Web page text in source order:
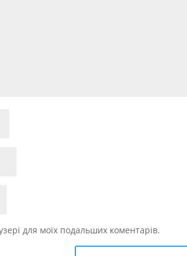
для моїх подальших коментарів.